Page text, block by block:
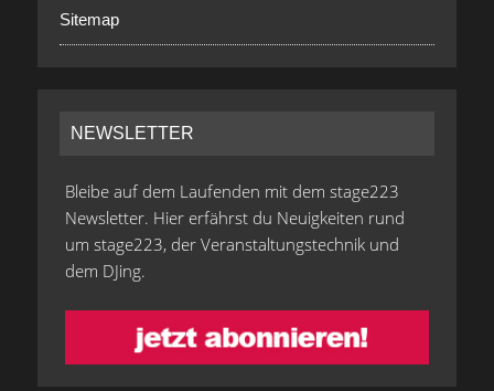
Sitemap
NEWSLETTER
Bleibe auf dem Laufenden mit dem stage223
Newsletter. Hier erfährst du Neuigkeiten rund
um stage223, der Veranstaltungstechnik und
dem DJing.